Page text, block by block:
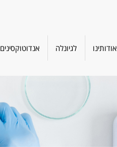
אודותינו לגיונלה אנדוטוקסינים